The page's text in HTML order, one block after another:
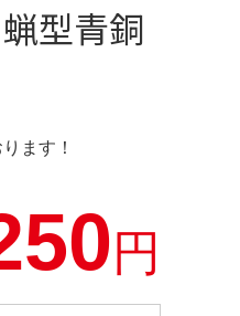
型青銅
ます！
円